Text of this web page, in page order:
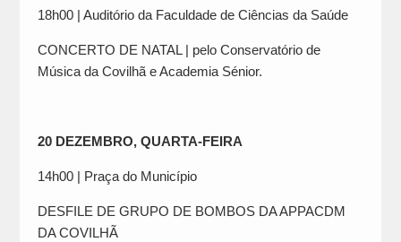
18h00 | Auditório da Faculdade de Ciências da Saúde
CONCERTO DE NATAL | pelo Conservatório de
Música da Covilhã e Academia Sénior.
20 DEZEMBRO, QUARTA-FEIRA
14h00 | Praça do Município
DESFILE DE GRUPO DE BOMBOS DA APPACDM
DA COVILHÃ